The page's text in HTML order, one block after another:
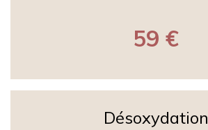
59 €
Désoxydation